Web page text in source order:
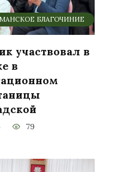
БЛАГОЧИНИЕ
участвовал в
в
79